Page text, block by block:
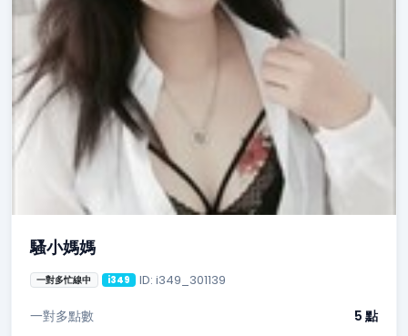
騷小媽媽
一對多忙線中 i349 ID: i349_301139
一對多點數 5 點